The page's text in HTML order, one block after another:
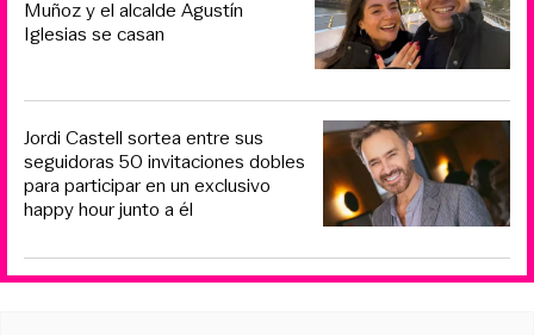
Muñoz y el alcalde Agustín
Iglesias se casan
Jordi Castell sortea entre sus
seguidoras 50 invitaciones dobles
para participar en un exclusivo
happy hour junto a él